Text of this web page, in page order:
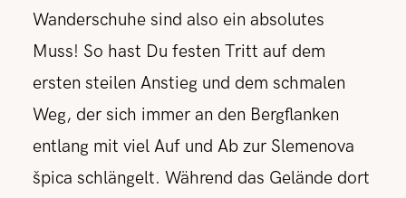
Wanderschuhe sind also ein absolutes
Muss! So hast Du festen Tritt auf dem
ersten steilen Anstieg und dem schmalen
Weg, der sich immer an den Bergflanken
entlang mit viel Auf und Ab zur Slemenova
špica schlängelt. Während das Gelände dort